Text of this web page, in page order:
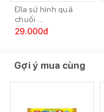
Đĩa sứ hình quả
chuối ...
29.000đ
Gợi ý mua cùng